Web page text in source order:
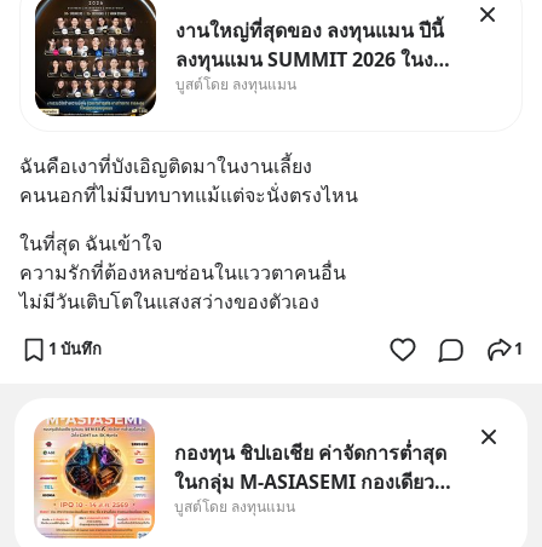
งานใหญ่ที่สุดของ ลงทุนแมน ปีนี้
ลงทุนแมน SUMMIT 2026 ในงาน
นี้จะมีเจ้าของธุรกิจ Dr.PONG,
Salad, LA GLACE, Fastwork,
MizuMi, KARMART, อิชิตัน มา
แชร์ความรู้การสร้างธุรกิจ
บูสต์โดย ลงทุนแมน
ฉันคือเงาที่บังเอิญติดมาในงานเลี้ยง
คนนอกที่ไม่มีบทบาทแม้แต่จะนั่งตรงไหน
ในที่สุด ฉันเข้าใจ
ความรักที่ต้องหลบซ่อนในแววตาคนอื่น
ไม่มีวันเติบโตในแสงสว่างของตัวเอง
1 บันทึก 1
กองทุน ชิปเอเชีย ค่าจัดการต่ำสุด
ในกลุ่ม M-ASIASEMI กองเดียว
ครบ มีทั้ง CXMT จากจีน TSMC
บูสต์โดย ลงทุนแมน